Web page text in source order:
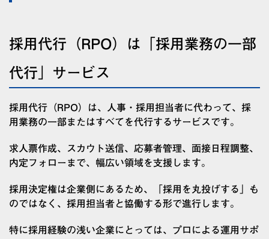
採用代行（RPO）は「採用業務の一部
代行」サービス
採用代行（RPO）は、人事・採用担当者に代わって、採
用業務の一部またはすべてを代行するサービスです。
求人票作成、スカウト送信、応募者管理、面接日程調整、
内定フォローまで、幅広い領域を支援します。
採用決定権は企業側にあるため、「採用を丸投げする」も
のではなく、採用担当者と協働する形で進行します。
特に採用経験の浅い企業にとっては、プロによる運用サポ